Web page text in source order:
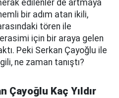
edilenler de artmaya
bir adım atan ikili,
tören ile
için bir araya gelen
Peki Serkan Çayoğlu ile
ne zaman tanıştı?
Çayoğlu Kaç Yıldır